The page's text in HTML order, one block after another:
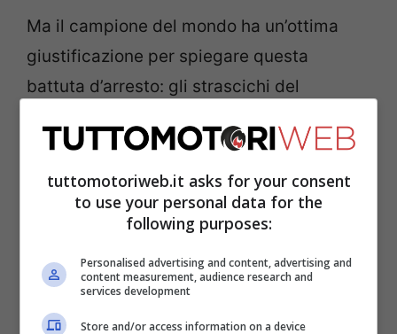
Ma il campione del mondo ha un’ottima
giustificazione per spiegare questa
battuta d’arresto: gli strascichi del
completamente ripreso, pur avendo
recuperato in tempo per tornare al volante
della suaMercedesin questo fine
settimana. Perciò, considerando le sue
condizioni, l’anglo-caraibico si dice
soddisfatto di come è andata.
tuttomotoriweb.it asks for your consent
to use your personal data for the
following purposes:
Personalised advertising and content, advertising and
content measurement, audience research and
services development
Store and/or access information on a device